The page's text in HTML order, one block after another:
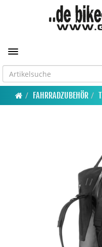
Toggle navigation
FAHRRADZUBEHÖR